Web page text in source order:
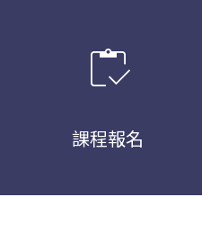
inventory
課程報名